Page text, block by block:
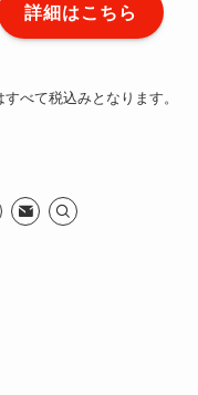
詳細はこちら
べて税込みとなります。